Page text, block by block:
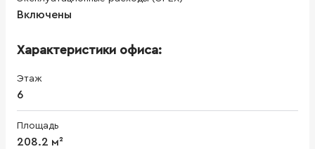
Включены
Характеристики офиса:
Этаж
6
Площадь
208.2 м²